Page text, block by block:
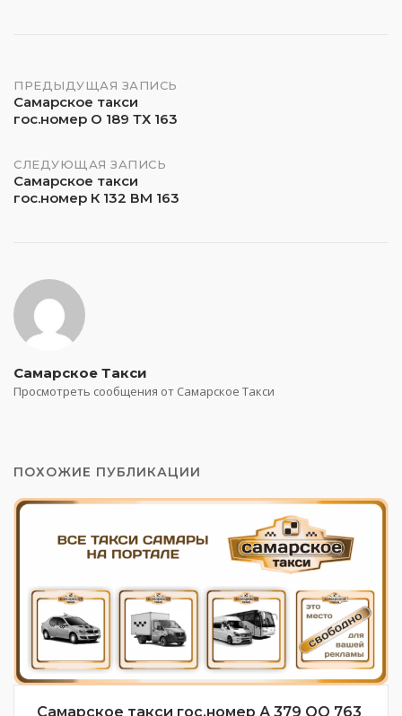
Навигация
по
записям
ПРЕДЫДУЩАЯ ЗАПИСЬ
Самарское такси
гос.номер О 189 ТХ 163
СЛЕДУЮЩАЯ ЗАПИСЬ
Самарское такси
гос.номер К 132 ВМ 163
Самарское Такси
Просмотреть сообщения от Самарское Такси
ПОХОЖИЕ ПУБЛИКАЦИИ
Самарское такси гос.номер А 379 ОО 763